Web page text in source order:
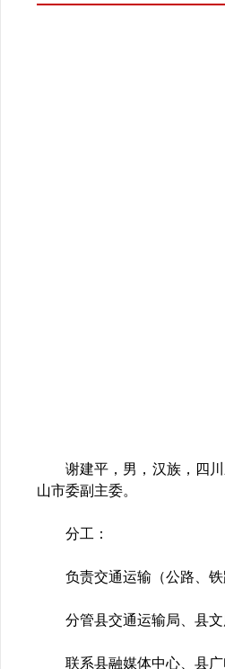
谢建平，男，汉族，四
山市委副主委。
分工：
负责交通运输（公路、
分管县交通运输局、县
联系县融媒体中心、县